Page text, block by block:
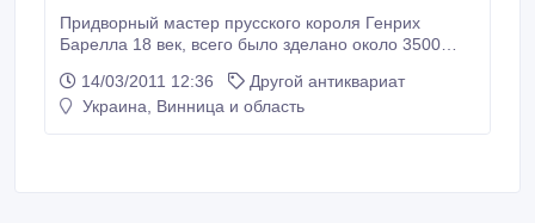
Придворный мастер прусского короля Генрих
Барелла 18 век, всего было зделано около 3500
14/03/2011 12:36
Другой антиквариат
Украина, Винница и область